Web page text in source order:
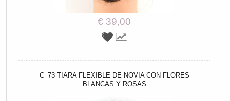
€ 39,00
C_73 TIARA FLEXIBLE DE NOVIA CON FLORES
BLANCAS Y ROSAS